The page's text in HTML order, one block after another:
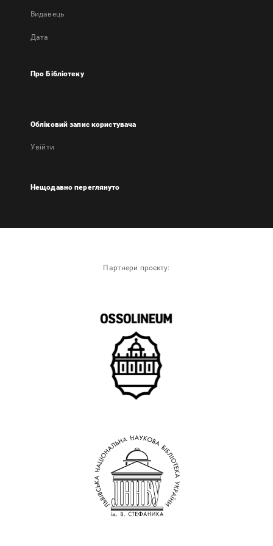
Видавець
Дата
Про Бібліотеку
Обліковий запис користувача
Увійти
Нещодавно переглянуто
Партнери проєкту: